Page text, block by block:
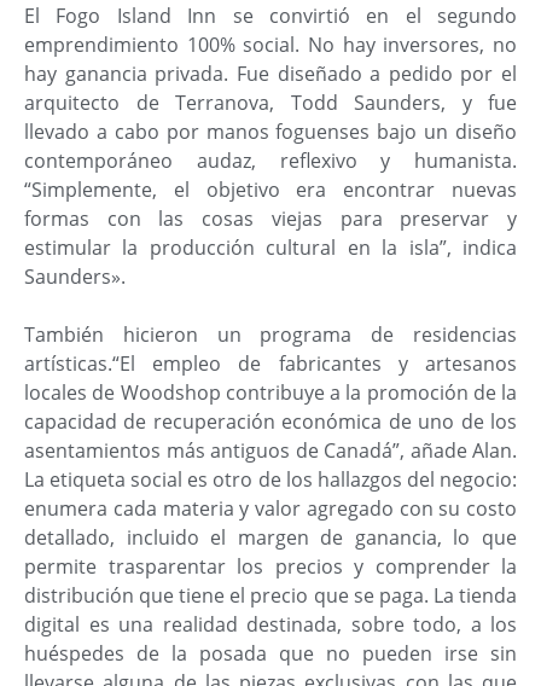
El Fogo Island Inn se convirtió en el segundo
emprendimiento 100% social. No hay inversores, no
hay ganancia privada. Fue diseñado a pedido por el
arquitecto de Terranova, Todd Saunders, y fue
llevado a cabo por manos foguenses bajo un diseño
contemporáneo audaz, reflexivo y humanista.
“Simplemente, el objetivo era encontrar nuevas
formas con las cosas viejas para preservar y
estimular la producción cultural en la isla”, indica
Saunders».
También hicieron un programa de residencias
artísticas.“El empleo de fabricantes y artesanos
locales de Woodshop contribuye a la promoción de la
capacidad de recuperación económica de uno de los
asentamientos más antiguos de Canadá”, añade Alan.
La etiqueta social es otro de los hallazgos del negocio:
enumera cada materia y valor agregado con su costo
detallado, incluido el margen de ganancia, lo que
permite trasparentar los precios y comprender la
distribución que tiene el precio que se paga. La tienda
digital es una realidad destinada, sobre todo, a los
huéspedes de la posada que no pueden irse sin